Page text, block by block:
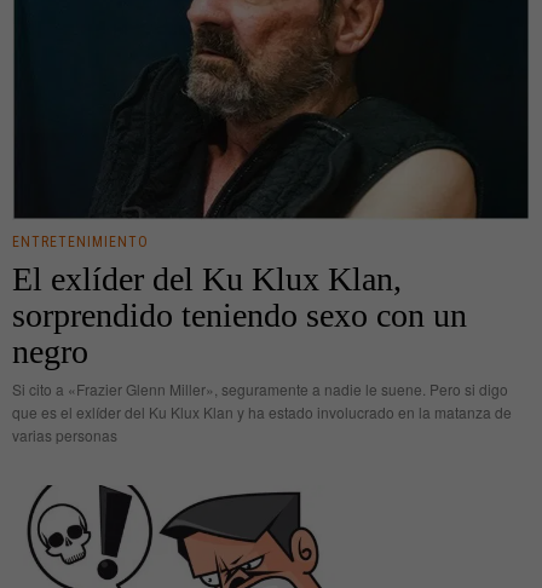
ENTRETENIMIENTO
El exlíder del Ku Klux Klan,
sorprendido teniendo sexo con un
negro
Si cito a «Frazier Glenn Miller», seguramente a nadie le suene. Pero si digo
que es el exlíder del Ku Klux Klan y ha estado involucrado en la matanza de
varias personas